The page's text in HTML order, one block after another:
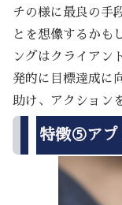
チの様に最良の手
とを想像するかも
ングはクライアン
発的に目標達成に
助け、アクション
特徴⑤アプ